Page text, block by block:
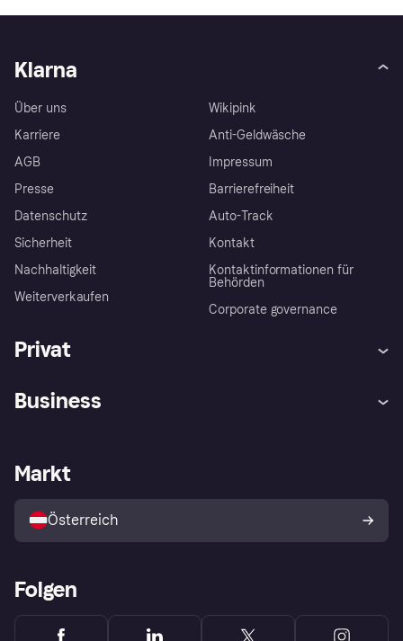
Klarna
Über uns
Karriere
AGB
Presse
Datenschutz
Sicherheit
Nachhaltigkeit
Weiterverkaufen
Wikipink
Anti-Geldwäsche
Impressum
Barrierefreiheit
Auto-Track
Kontakt
Kontaktinformationen für
Behörden
Corporate governance
Privat
Shops entdecken
Business
Händlerportal
Markt
Österreich
Folgen